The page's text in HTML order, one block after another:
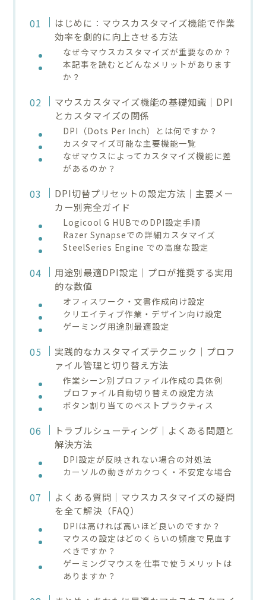
はじめに：マウスカスタマイズ機能で作業
効率を劇的に向上させる方法
なぜ今マウスカスタマイズが重要なのか？
本記事を読むとどんなメリットがあります
か？
マウスカスタマイズ機能の基礎知識｜DPI
とカスタマイズの関係
DPI（Dots Per Inch）とは何ですか？
カスタマイズ可能な主要機能一覧
なぜマウスによってカスタマイズ機能に差
があるのか？
DPI切替プリセットの設定方法｜主要メー
カー別完全ガイド
Logicool G HUBでのDPI設定手順
Razer Synapseでの詳細カスタマイズ
SteelSeries Engine での高度な設定
用途別最適DPI設定｜プロが推奨する実用
的な数値
オフィスワーク・文書作成向け設定
クリエイティブ作業・デザイン向け設定
ゲーミング用途別最適設定
実践的なカスタマイズテクニック｜プロフ
ァイル管理と切り替え方法
作業シーン別プロファイル作成の具体例
プロファイル自動切り替えの設定方法
ボタン割り当てのベストプラクティス
トラブルシューティング｜よくある問題と
解決方法
DPI設定が反映されない場合の対処法
カーソルの動きがカクつく・不安定な場合
よくある質問｜マウスカスタマイズの疑問
を全て解決（FAQ）
DPIは高ければ高いほど良いのですか？
マウスの設定はどのくらいの頻度で見直す
べきですか？
ゲーミングマウスを仕事で使うメリットは
ありますか？